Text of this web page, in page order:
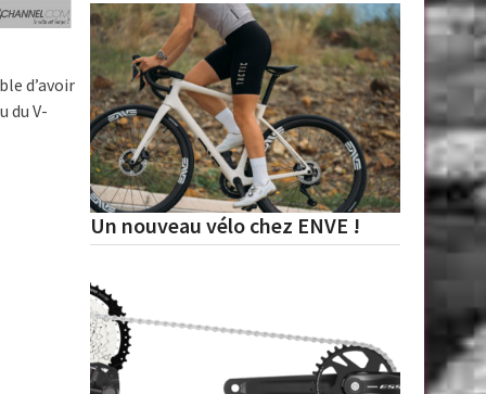
d’avoir
du V-
Un nouveau vélo chez ENVE !